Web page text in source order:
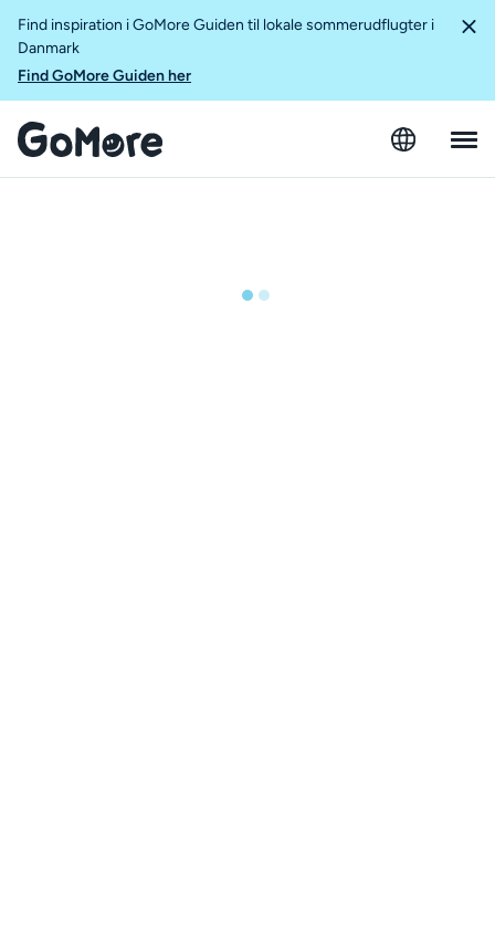
Find inspiration i GoMore Guiden til lokale sommerudflugter i
Danmark
Find GoMore Guiden her